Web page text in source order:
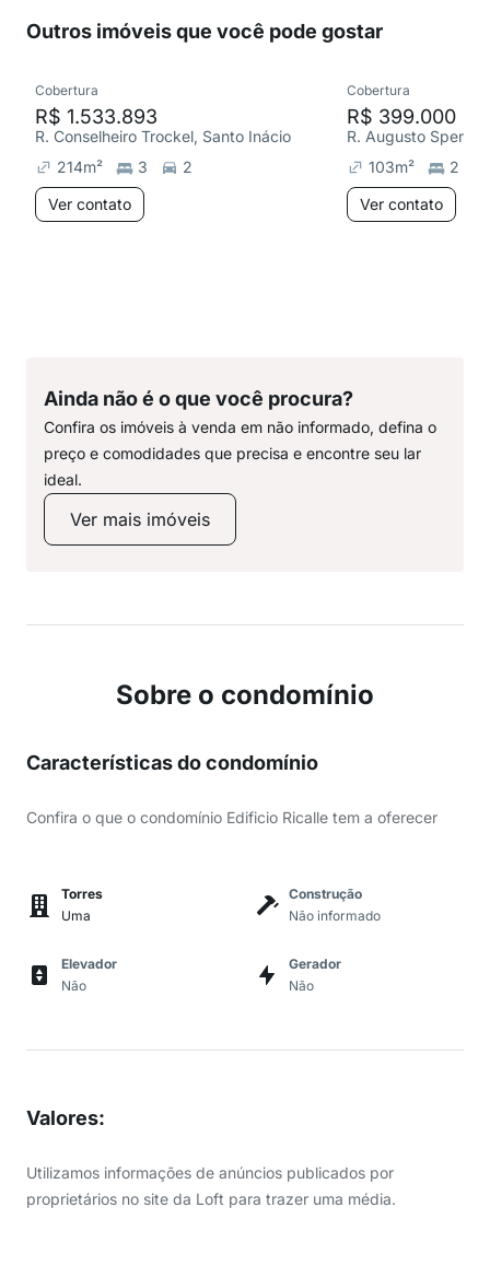
Outros imóveis que você pode gostar
Cobertura
R$ 1.533.893
R. Conselheiro Trockel, Santo Inácio
214m² 3
2
Ver contato
Cobertura
R$ 399.000
R. Augusto
103m²
2
Ver contato
Ainda não é o que você procura?
Confira os imóveis à venda em não informado, defina o
preço e comodidades que precisa e encontre seu lar
ideal.
Ver mais imóveis
Sobre o condomínio
Características do condomínio
Confira o que o condomínio Edificio Ricalle tem a oferecer
Torres
Uma
Construção
Não informado
Elevador
Não
Gerador
Não
Valores:
Utilizamos informações de anúncios publicados por
proprietários no site da Loft para trazer uma média.